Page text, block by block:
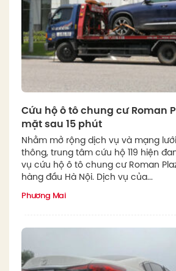
Cứu hộ ô tô chung cư Roman
mặt sau 15 phút
Nhằm mở rộng dịch vụ và mạng
thông, trung tâm cứu hộ 119 hiện
vụ cứu hộ ô tô chung cư Roman
hàng đầu Hà Nội. Dịch vụ của...
Phương Mai